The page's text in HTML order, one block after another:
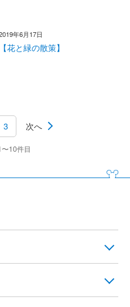
年6月17日
【花と緑の散策】
3 次へ
10件目